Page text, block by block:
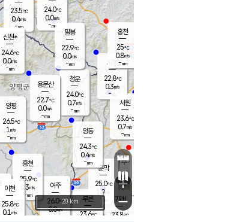
문막
25.0℃
1.9m/s
mm
23.5℃
0.4m/s
-mm
부론
23.6℃
24.0℃
0.0m/s
-mm
청운
24.0℃
0.7m/s
-mm
팔봉
22.9℃
0.0m/s
-mm
여주
26.0℃
0.0m/s
양동
24.3℃
0.4m/s
-mm
신천*
24.6℃
0.0m/s
-mm
흥천
25.9℃
0.3m/s
-mm
m/s
시동
22.8℃
0.3m/s
- mm
귀래
23.8℃
서원
23.6℃
0.7m/s
-mm
용문산
22.7℃
0.0m/s
-mm
홍천
25℃
0.8m/s
-mm
이천
25.8℃
0.1 m/s
양평
26.5℃
1 m/s
-mm
+
−
20 km